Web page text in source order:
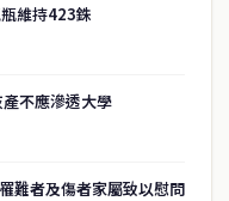
維持423銖
不應滲透大學
難者及傷者家屬致以慰問